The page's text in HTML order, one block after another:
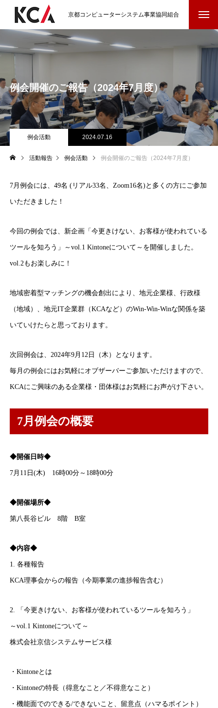
京都コンピューターシステム事業協同組合
例会開催のご報告（2024年7月度）
例会活動 2024.07.16
活動報告 例会活動 例会開催のご報告（2024年7月度）
7月例会には、49名 (リアル33名、Zoom16名)と多くの方にご参加
いただきました！
今回の例会では、新企画「今更きけない、お客様が使われている
ツールを知ろう」～vol.1 Kintoneについて～を開催しました。
vol.2もお楽しみに！
地域密着型マッチングの機会創出により、地元企業様、行政様
（地域）、地元IT企業群（KCAなど）のWin-Win-Winな関係を築
いていけたらと思っております。
次回例会は、2024年9月12日（木）となります。
毎月の例会にはお気軽にオブザーバーご参加いただけますので、
KCAにご興味のある企業様・団体様はお気軽にお声がけ下さい。
7月例会の概要
◆開催日時◆
7月11日(木) 16時00分～18時00分
◆開催場所◆
第八長谷ビル 8階 B室
◆内容◆
1. 各種報告
KCA理事会からの報告（今期事業の進捗報告含む）
2. 「今更きけない、お客様が使われているツールを知ろう」
～vol.1 Kintoneについて～
株式会社京信システムサービス様
・Kintoneとは
・Kintoneの特長（得意なこと／不得意なこと）
・機能面でのできる/できないこと、留意点（ハマるポイント）